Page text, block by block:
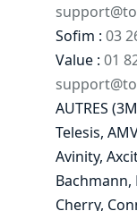
Sofim : 03
Value : 01
AUTRES
Telesis,
Avinity,
Bachmann,
Cherry,